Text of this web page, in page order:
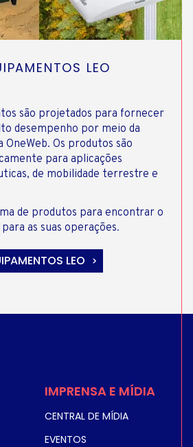
LEO
são projetados para fornecer
desempenho por meio da
OneWeb. Os produtos são
para aplicações
de mobilidade terrestre e
de produtos para encontrar o
as suas operações.
LEO
IMPRENSA E MÍDIA
CENTRAL DE MÍDIA
EVENTOS